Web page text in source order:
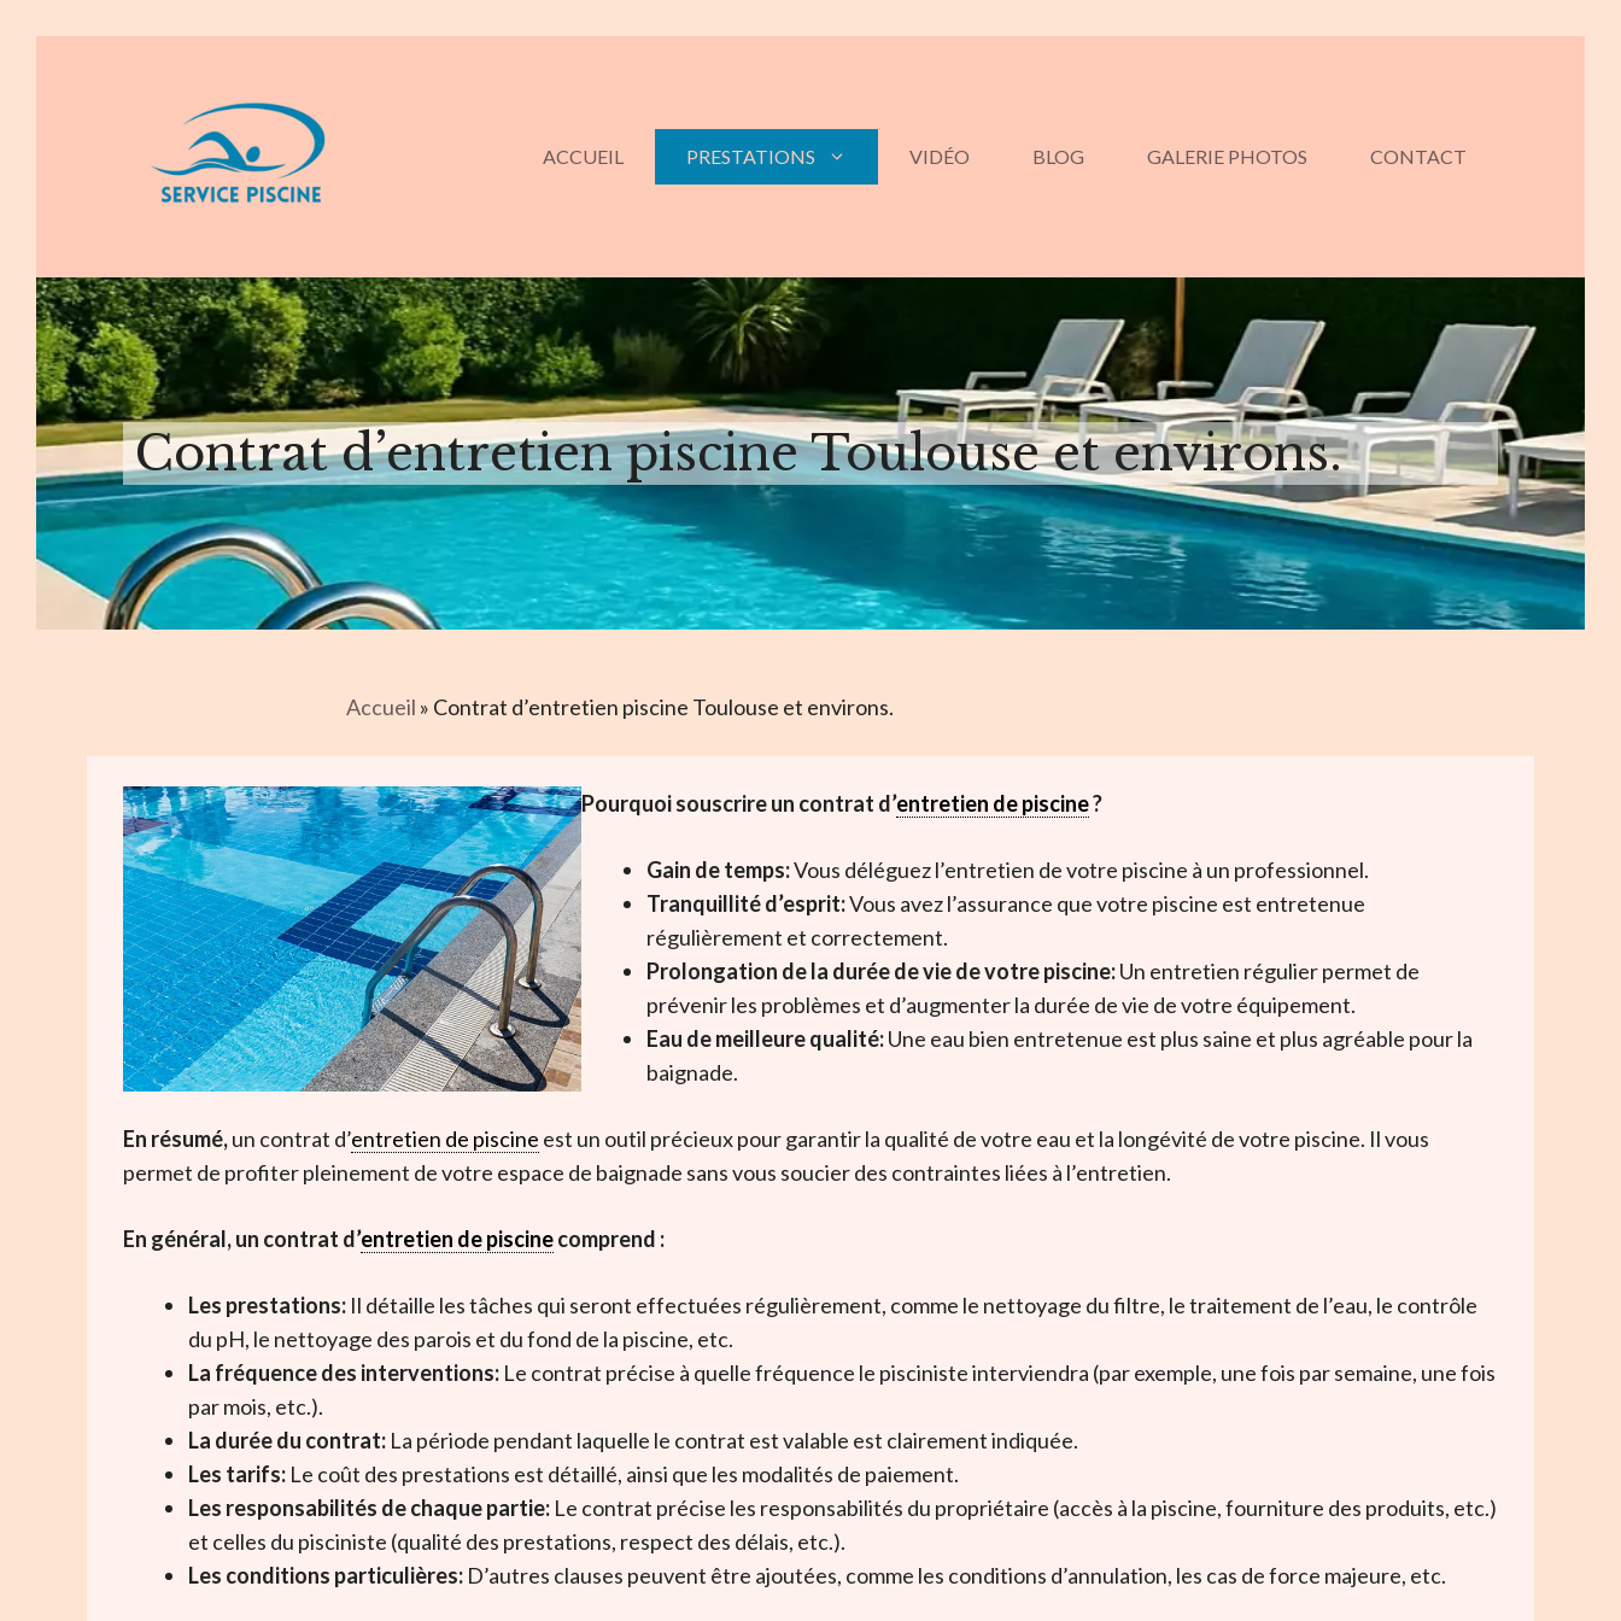
ACCUEIL PRESTATIONS VIDÉO BLOG GALERIE PHOTOS CONTACT
Contrat d’entretien piscine Toulouse et environs.
Accueil » Contrat d’entretien piscine Toulouse et environs.
Pourquoi souscrire un contrat d’entretien de piscine?
Gain de temps:Vous déléguez l’entretien de votre piscine à un professionnel.
Tranquillité d’esprit:Vous avez l’assurance que votre piscine est entretenue
régulièrement et correctement.
Prolongation de la durée de vie de votre piscine:Un entretien régulier permet de
prévenir les problèmes et d’augmenter la durée de vie de votre équipement.
Eau de meilleure qualité:Une eau bien entretenue est plus saine et plus agréable pour la
baignade.
En résumé,un contrat d’entretien de piscine est un outil précieux pour garantir la qualité de votre eau et la longévité de votre piscine. Il vous
permet de profiter pleinement de votre espace de baignade sans vous soucier des contraintes liées à l’entretien.
En général, un contrat d’entretien de piscinecomprend :
Les prestations: Il détaille les tâches qui seront effectuées régulièrement, comme le nettoyage du filtre, le traitement de l’eau, le contrôle
du pH, le nettoyage des parois et du fond de la piscine, etc.
La fréquence des interventions: Le contrat précise à quelle fréquence le pisciniste interviendra (par exemple, une fois par semaine, une fois
par mois, etc.).
La durée du contrat: La période pendant laquelle le contrat est valable est clairement indiquée.
Les tarifs: Le coût des prestations est détaillé, ainsi que les modalités de paiement.
Les responsabilités de chaque partie: Le contrat précise les responsabilités du propriétaire (accès à la piscine, fourniture des produits, etc.)
et celles du pisciniste (qualité des prestations, respect des délais, etc.).
Les conditions particulières: D’autres clauses peuvent être ajoutées, comme les conditions d’annulation, les cas de force majeure, etc.